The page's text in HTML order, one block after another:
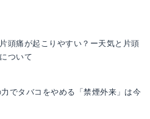
頭痛が起こりやすい？ー天気と片頭
ついて
力でタバコをやめる「禁煙外来」は今